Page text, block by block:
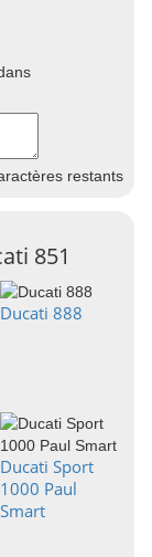
restants
851
Ducati 888
Ducati Sport
1000 Paul
Smart